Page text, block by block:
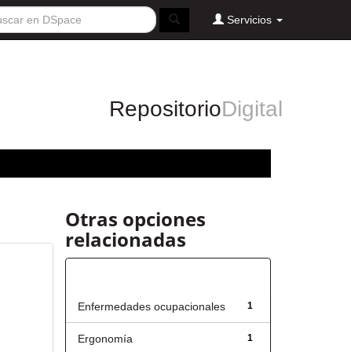
Servicios
RepositorioDigital
Otras opciones
relacionadas
1
Enfermedades ocupacionales
1
Ergonomía